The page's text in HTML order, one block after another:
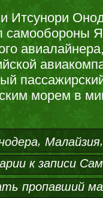
Итсунори
самообороны
морем в
, Малайзия
к записи
пропавший